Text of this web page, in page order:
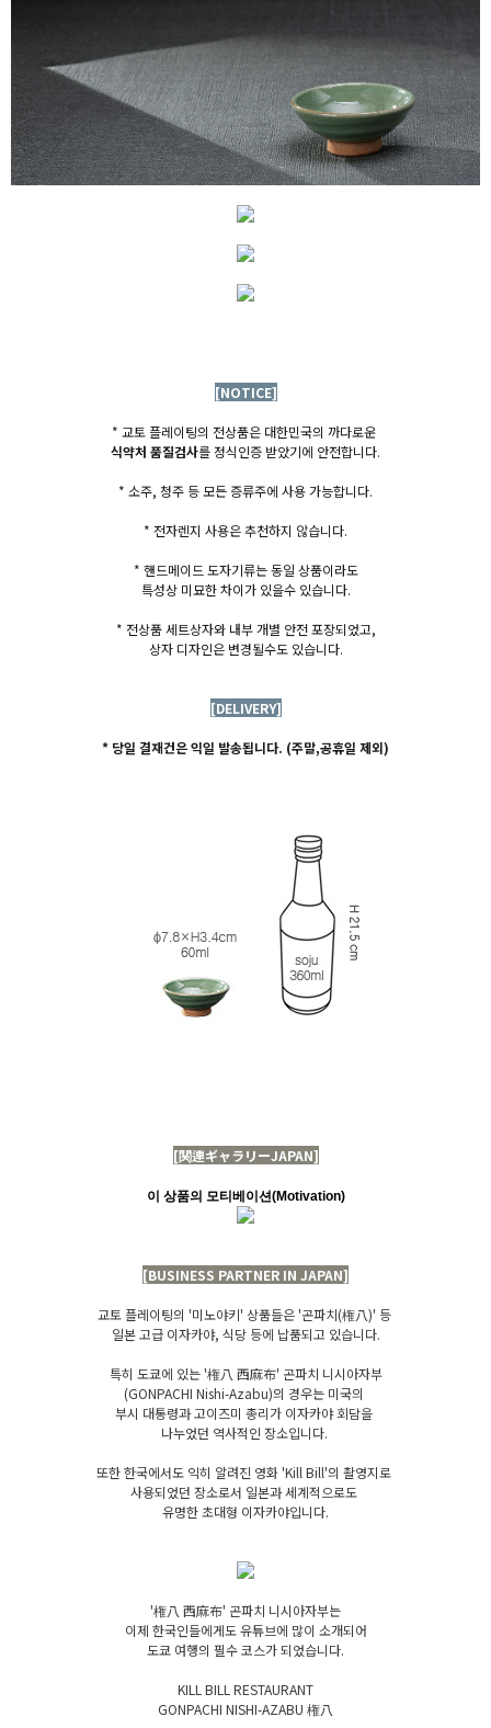
[NOTICE]
* 교토 플레이팅의 전상품은 대한민국의 까다로운
식약처 품질검사를 정식인증 받았기에 안전합니다.
* 소주, 청주 등 모든 증류주에 사용 가능합니다.
* 전자렌지 사용은 추천하지 않습니다.
* 핸드메이드 도자기류는 동일 상품이라도
특성상 미묘한 차이가 있을수 있습니다.
* 전상품 세트상자와 내부 개별 안전 포장되었고,
상자 디자인은 변경될수도 있습니다.
[DELIVERY]
* 당일 결재건은 익일 발송됩니다. (주말,공휴일 제외)
[関連ギャラリーJAPAN]
이 상품의 모티베이션(Motivation)
[BUSINESS PARTNER IN JAPAN]
교토 플레이팅의 '미노야키' 상품들은 '곤파치(権八)' 등
일본 고급 이자카야, 식당 등에 납품되고 있습니다.
특히 도쿄에 있는 '権八 西麻布' 곤파치 니시아자부
(GONPACHI Nishi-Azabu)의 경우는 미국의
부시 대통령과 고이즈미 총리가 이자카야 회담을
나누었던 역사적인 장소입니다.
또한 한국에서도 익히 알려진 영화 'Kill Bill'의 촬영지로
사용되었던 장소로서 일본과 세계적으로도
유명한 초대형 이자카야입니다.
'権八 西麻布' 곤파치 니시아자부는
이제 한국인들에게도 유튜브에 많이 소개되어
도쿄 여행의 필수 코스가 되었습니다.
KILL BILL RESTAURANT
GONPACHI NISHI-AZABU 権八